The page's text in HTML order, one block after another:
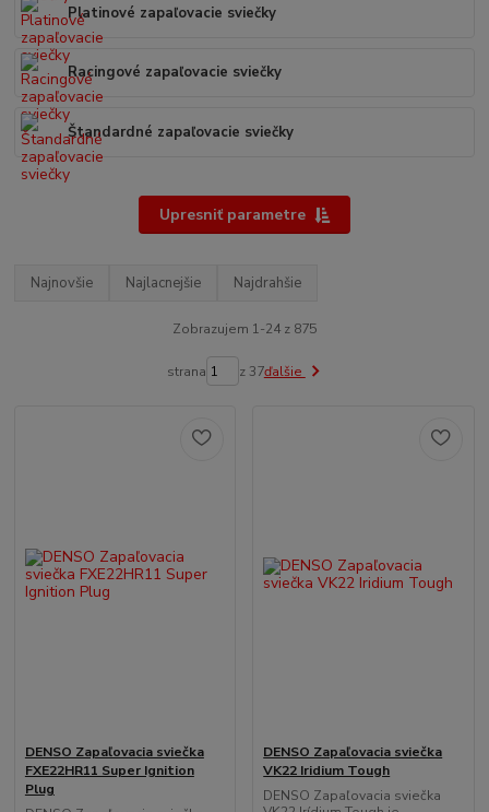
Platinové zapaľovacie sviečky
Racingové zapaľovacie sviečky
Štandardné zapaľovacie sviečky
Upresniť parametre
Najnovšie Najlacnejšie Najdrahšie
Zobrazujem 1-24 z 875
strana z 37ďalšie
DENSO Zapaľovacia sviečka
FXE22HR11 Super Ignition
Plug
DENSO Zapaľovacia sviečka
VK22 Iridium Tough
DENSO Zapaľovacia sviečka